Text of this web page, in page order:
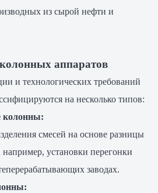
из сырой нефти и
аппаратов
и технологических требований
на несколько типов:
колонны:
смесей на основе разницы
установки перегонки
заводах.